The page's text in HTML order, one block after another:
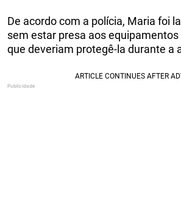
De acordo com a polícia, Maria foi
sem estar presa aos
que deveriam protegê-la durante a